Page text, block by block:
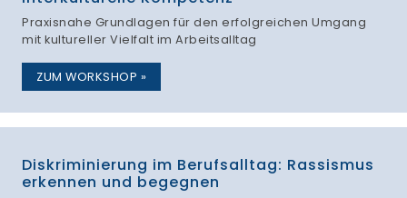
Praxisnahe Grundlagen für den erfolgreichen Umgang
mit kultureller Vielfalt im Arbeitsalltag
ZUM WORKSHOP »
Diskriminierung im Berufsalltag: Rassismus
erkennen und begegnen